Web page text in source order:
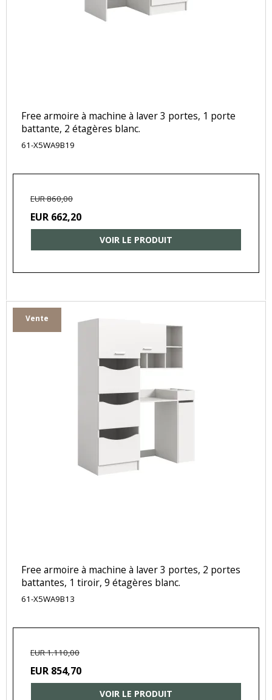
Free armoire à machine à laver 3 portes, 1 porte
battante, 2 étagères blanc.
61-X5WA9B19
EUR 860,00
EUR 662,20
VOIR LE PRODUIT
Vente
Free armoire à machine à laver 3 portes, 2 portes
battantes, 1 tiroir, 9 étagères blanc.
61-X5WA9B13
EUR 1.110,00
EUR 854,70
VOIR LE PRODUIT